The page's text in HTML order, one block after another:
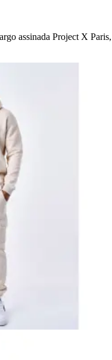
assinada Project X Paris,